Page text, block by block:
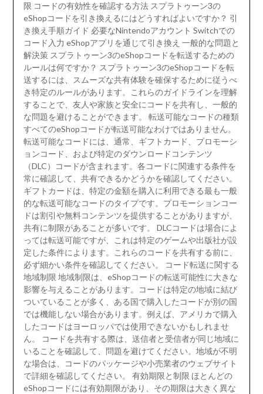
限 コードの有効性を確認する方法 スプラトゥーン3の
eShopコードを引き換えるにはどうすればよいですか？ 引
き換え手順ガイド 必要なNintendoアカウント Switchでの
コード入力 eShopアプリを通じて引き換え 一般的な問題と
解決策 スプラトゥーン3のeShopコードを転送するための
ルールは何ですか？ スプラトゥーン3のeShopコードを転
送するには、スムーズな共有体験を確保するために従うべ
き特定のルールがあります。これらのガイドラインを理解
することで、友人や家族と安全にコードを共有し、一般的
な問題を避けることができます。 転送可能なコードの種類
すべてのeShopコードが転送可能なわけではありません。
転送可能なコードには、通常、ギフトカード、プロモーシ
ョンコード、および特定のダウンロードコンテンツ
（DLC）コードが含まれます。各コードに関連する条件を
常に確認して、共有できるかどうかを確認してください。
ギフトカードは、特定の金額を購入に利用できる最も一般
的な転送可能なコードのタイプです。プロモーションコー
ドは割引や無料コンテンツを提供することがありますが、
共有に制限があることが多いです。 DLCコードは場合によ
っては転送可能ですが、これは特定のゲームや出版社が設
定した条件によります。これらのコードを共有する前に、
必ず細かい条件を確認してください。 コード転送に関する
地域制限 地域制限は、eShopコードの転送可能性に大きな
影響を与えることがあります。コードは特定の地域に結び
ついていることが多く、ある国で購入したコードが別の国
では機能しない場合があります。例えば、アメリカで購入
したコードはヨーロッパでは使用できないかもしれませ
ん。 コードを共有する際は、送信者と受信者が同じ地域に
いることを確認して、問題を避けてください。地域が不明
な場合は、コードのパッケージや小売業者のウェブサイト
で詳細を確認してください。 有効期限と制限 ほとんどの
eShopコードには有効期限があり、その期限は大きく異な